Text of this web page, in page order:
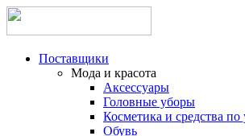
Поставщики
Мода и красота
Аксессуары
Головные уборы
Косметика и средства по
Обувь